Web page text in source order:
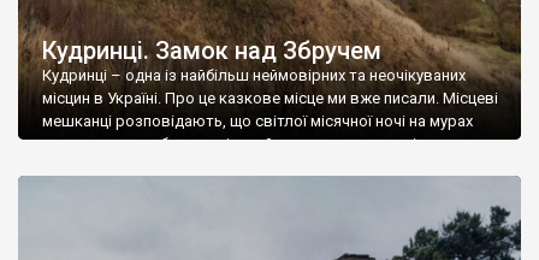
Кудринці. Замок над Збручем
Кудринці – одна із найбільш неймовірних та неочікуваних
місцин в Україні. Про це казкове місце ми вже писали. Місцеві
мешканці розповідають, що світлої місячної ночі на мурах
замку можна побачити жіночий силует – привид дівчини-